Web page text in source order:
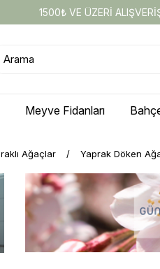
1500₺ VE ÜZERİ
Meyve Fidanları
Ağaçlar Yaprak Döken